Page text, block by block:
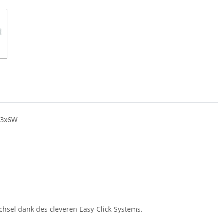
dank des cleveren Easy-Click-Systems.